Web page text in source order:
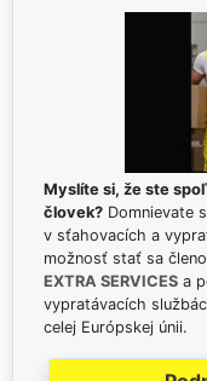
Myslíte si, že ste
človek? Domnievate
v sťahovacích a
možnosť stať sa
EXTRA SERVICES a
vypratávacích
celej Európskej únii.